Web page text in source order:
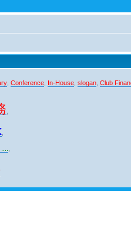
Conference In-House slogan Club